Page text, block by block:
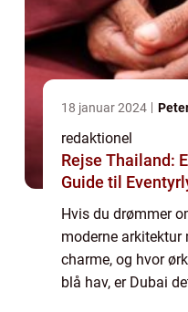
18 januar 2024
redaktionel
Rejse Thailand:
Guide til
Hvis du drømmer
moderne
charme, og hvor
blå hav, er Dubai